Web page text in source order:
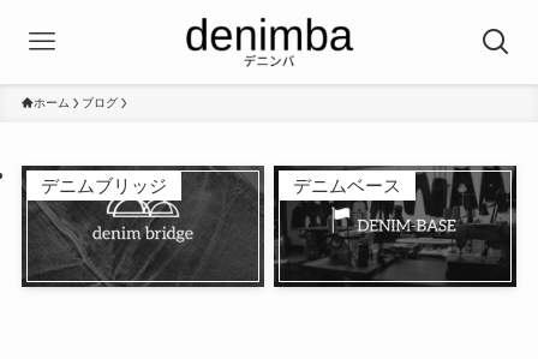
ホーム ブログ
デニムブリッジ デニムベース